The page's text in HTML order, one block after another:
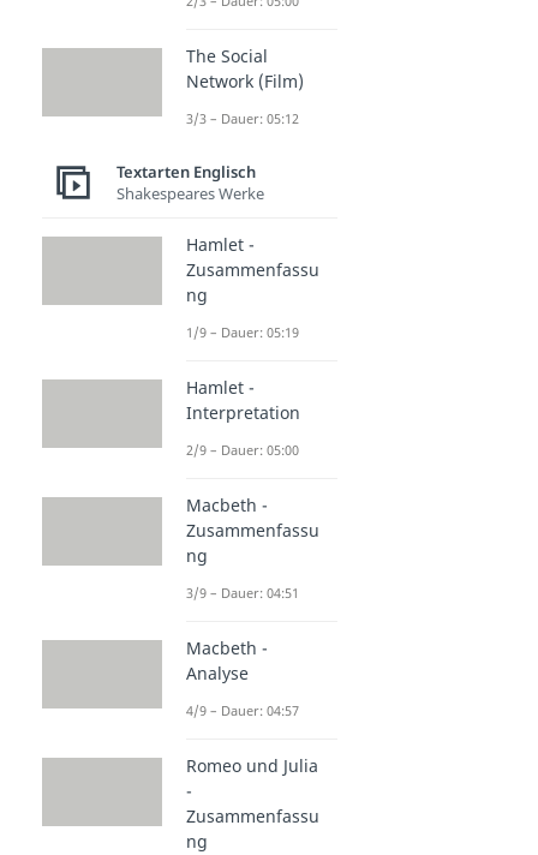
The Social
Network (Film)
3/3 – Dauer: 05:12
Textarten Englisch
Shakespeares Werke
Hamlet -
Zusammenfassu
ng
1/9 – Dauer: 05:19
Hamlet -
Interpretation
2/9 – Dauer: 05:00
Macbeth -
Zusammenfassu
ng
3/9 – Dauer: 04:51
Macbeth -
Analyse
4/9 – Dauer: 04:57
Romeo und Julia
-
Zusammenfassu
ng